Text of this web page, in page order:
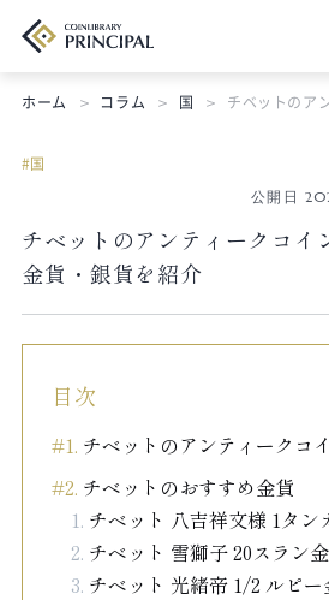
ホーム コラム 国 チベットのア
国
公開日
チベットのアンティークコイ
金貨・銀貨を紹介
目次
チベットのアンティークコ
チベットのおすすめ金貨
チベット 八吉祥文様 1タン
チベット 雪獅子 20スラン
チベット 光緒帝 1/2 ルピー